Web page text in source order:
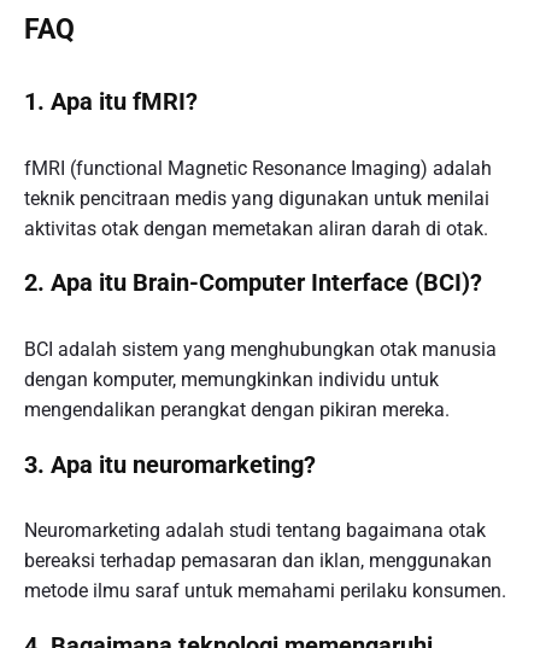
FAQ
1. Apa itu fMRI?
fMRI (functional Magnetic Resonance Imaging) adalah
teknik pencitraan medis yang digunakan untuk menilai
aktivitas otak dengan memetakan aliran darah di otak.
2. Apa itu Brain-Computer Interface (BCI)?
BCI adalah sistem yang menghubungkan otak manusia
dengan komputer, memungkinkan individu untuk
mengendalikan perangkat dengan pikiran mereka.
3. Apa itu neuromarketing?
Neuromarketing adalah studi tentang bagaimana otak
bereaksi terhadap pemasaran dan iklan, menggunakan
metode ilmu saraf untuk memahami perilaku konsumen.